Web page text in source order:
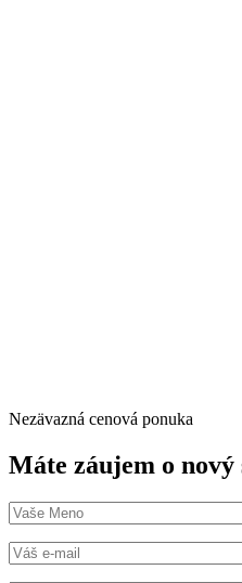
Nezävazná cenová ponuka
Máte záujem o nový